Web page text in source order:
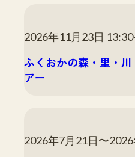
2026年11月23日
ふくおかの森・里・
アー
2026年7月21日〜